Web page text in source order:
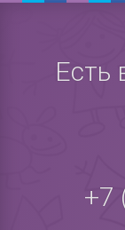
Есть
+7